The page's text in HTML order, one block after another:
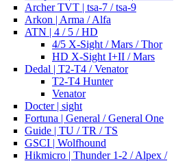
Archer TVT | tsa-7 / tsa-9
Arkon | Arma / Alfa
ATN | 4 / 5 / HD
4/5 X-Sight / Mars / Thor
HD X-Sight I+II / Mars
Dedal | T2-T4 / Venator
T2-T4 Hunter
Venator
Docter | sight
Fortuna | General / General One
Guide | TU / TR / TS
GSCI | Wolfhound
Hikmicro | Thunder 1-2 / Alpex /